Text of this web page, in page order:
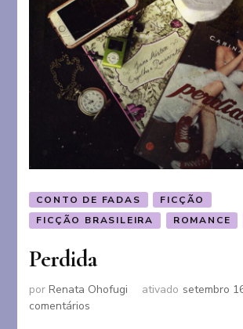
CONTO DE FADAS
FICÇÃO
FICÇÃO BRASILEIRA
ROMANCE
Perdida
porRenata Ohofugi ativado setembro
comentários